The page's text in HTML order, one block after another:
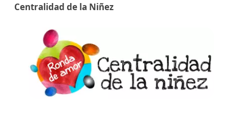
Centralidad de la Niñez